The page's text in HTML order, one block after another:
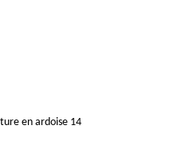
en ardoise 14